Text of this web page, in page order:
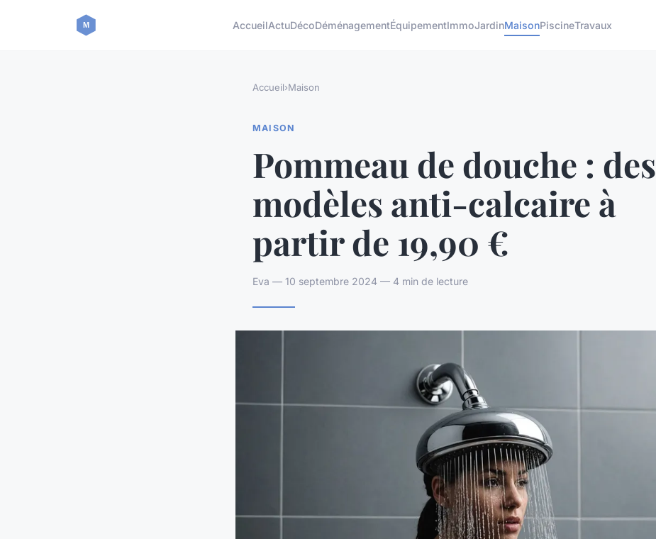
AccueilActuDécoDéménagementÉquipementImmoJardinMaisonPiscineTravaux
Accueil›Maison
MAISON
Pommeau de douche : des
modèles anti-calcaire à
partir de 19,90 €
Eva — 10 septembre 2024 — 4 min de lecture